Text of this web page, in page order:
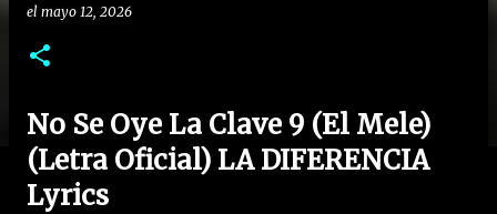
el mayo 12, 2026
No Se Oye La Clave 9 (El Mele)
(Letra Oficial) LA DIFERENCIA
Lyrics